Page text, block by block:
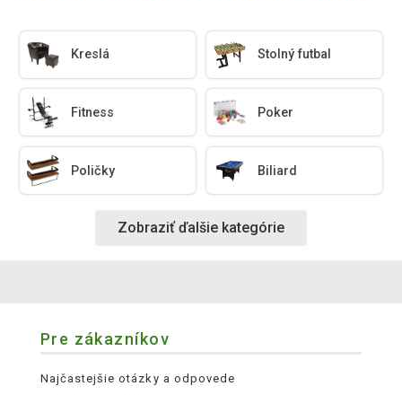
Kreslá Stolný futbal
Fitness Poker
Poličky Biliard
Zobraziť ďalšie kategórie
Pre zákazníkov
Najčastejšie otázky a odpovede